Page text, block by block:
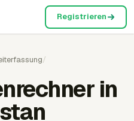
Registrieren
/
in